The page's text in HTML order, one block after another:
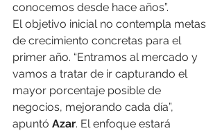
conocemos desde hace años”.
El objetivo inicial no contempla metas
de crecimiento concretas para el
primer año. “Entramos al mercado y
vamos a tratar de ir capturando el
mayor porcentaje posible de
negocios, mejorando cada día”,
apuntó Azar. El enfoque estará